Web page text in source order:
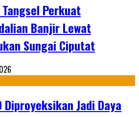
Perkuat
Banjir Lewat
Sungai Ciputat
Diproyeksikan Jadi Daya